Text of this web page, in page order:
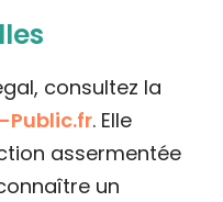
consultez la
Public.fr. Elle
assermentée
un